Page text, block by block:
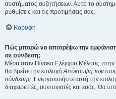
συστήματος συζητήσεων. Αυτό το
ρυθμίσεις και τις προτιμήσεις σας.
Κορυφή
Πώς μπορώ να αποτρέψω την
σε σύνδεση;
Μέσα στον Πίνακα Ελέγχου Μέλους, στην
θα βρείτε την επιλογήΑπόκρυψη των
σύνδεσης. Ενεργοποιήστε αυτή την
διαχειριστές, συντονιστές και εσάς. Θα